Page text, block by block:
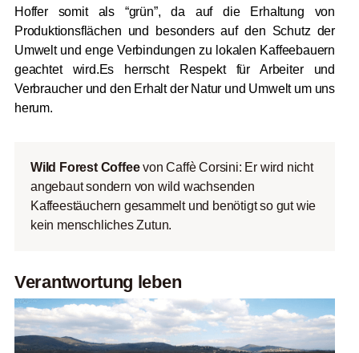
Hoffer somit als “grün”, da auf die Erhaltung von
Produktionsflächen und besonders auf den Schutz der
Umwelt und enge Verbindungen zu lokalen Kaffeebauern
geachtet wird.Es herrscht Respekt für Arbeiter und
Verbraucher und den Erhalt der Natur und Umwelt um uns
herum.
Wild Forest Coffeevon Caffè Corsini: Er wird nicht
angebaut sondern von wild wachsenden
Kaffeestäuchern gesammelt und benötigt so gut wie
kein menschliches Zutun.
Verantwortung leben